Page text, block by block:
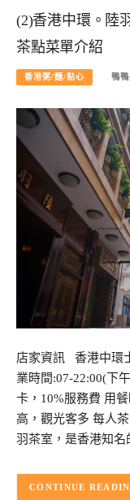
(2)香港中環。陸
茶點菜單介紹
香港粥/麵/點心 鴨
店家資訊 香港中環
業時間:07-22:00(下
卡，10%服務費 用
高，觀光客多 每人
羽茶室，是香港知
CONTINUE